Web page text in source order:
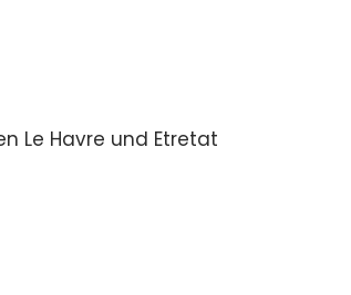
Le Havre und Etretat